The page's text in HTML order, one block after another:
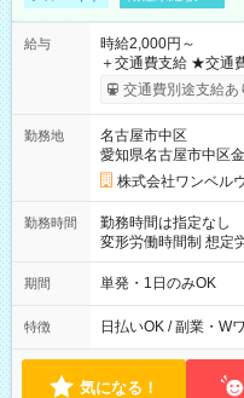
給与
時給2,000円～
＋交通費支給 ★交通費一部支給！ ┗1日500円を超えた分は全額
支給！ ※往復500円以内
OK！（規定あり）
期間なし
交通費別途支給あ
勤務地
名古屋市中区
愛知県名古屋市中区
株式会社ワンベル
勤務時間
勤務時間は指定なし
変形労働時間制 想定労働時間
10/26 全日共通 08：
～9/19のみ下記シフト
00
期間 単発・1日のみOK
特徴 日払いOK / 副業・W
気になる！